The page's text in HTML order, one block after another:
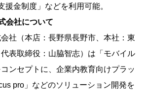
援金制度」などを利用可能。
会社について
社（本店：長野県長野市、本社：東
表取締役：山脇智志）は「モバイル
ンセプトに、企業内教育向けプラッ
pro」などのソリューション開発を